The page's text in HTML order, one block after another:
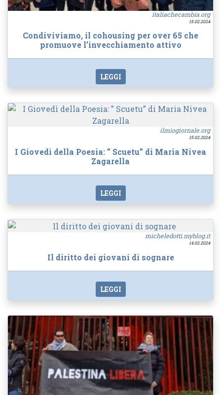
italiachecambia.org
15.02.2024
Condiviviamo, il cohousing per over 65 che
promuove l’invecchiamento attivo
LEGGI
ilmiogiornale.org
15.02.2024
I Giovedì della Poesia: ” Scuetu” di Maria Nivea
Zagarella
LEGGI
micheledotti.myblog.it
14.02.2024
Il diritto dei giovani di sognare
LEGGI